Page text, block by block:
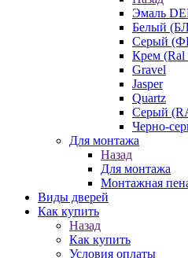
Эмаль
Белый
Серый
Крем (Ral
Gravel
Jasper
Quartz
Серый
Черно-
Для монтажа
Назад
Для монтажа
Монтажная
Виды дверей
Как купить
Назад
Как купить
Условия оплаты